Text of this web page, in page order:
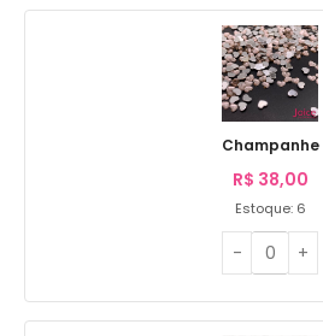
Champanhe
R$ 38,00
Estoque: 6